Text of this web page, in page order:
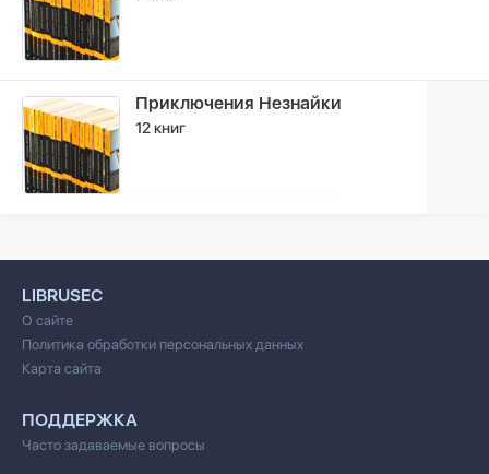
Приключения Незнайки
12 книг
LIBRUSEC
О сайте
Политика обработки персональных данных
Карта сайта
ПОДДЕРЖКА
Часто задаваемые вопросы